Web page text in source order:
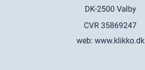
web: www.klikko.dk